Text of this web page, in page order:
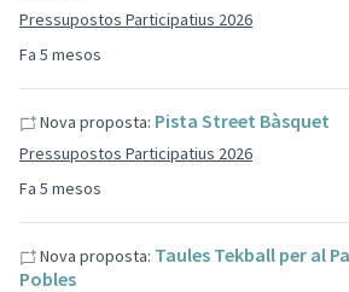
Fa 5 mesos
Pressupostos Participatius 2026
Fa 5 mesos
Nova proposta: Pista Street Bàsquet
Pressupostos Participatius 2026
Nova proposta: Taules Tekball per al
Pobles